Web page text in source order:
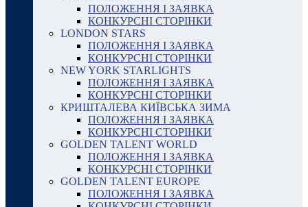
ПОЛОЖЕННЯ І ЗАЯВКА
КОНКУРСНІ СТОРІНКИ
LONDON STARS
ПОЛОЖЕННЯ І ЗАЯВКА
КОНКУРСНІ СТОРІНКИ
NEW YORK STARLIGHTS
ПОЛОЖЕННЯ І ЗАЯВКА
КОНКУРСНІ СТОРІНКИ
КРИШТАЛЕВА КИЇВСЬКА ЗИМА
ПОЛОЖЕННЯ І ЗАЯВКА
КОНКУРСНІ СТОРІНКИ
GOLDEN TALENT WORLD
ПОЛОЖЕННЯ І ЗАЯВКА
КОНКУРСНІ СТОРІНКИ
GOLDEN TALENT EUROPE
ПОЛОЖЕННЯ І ЗАЯВКА